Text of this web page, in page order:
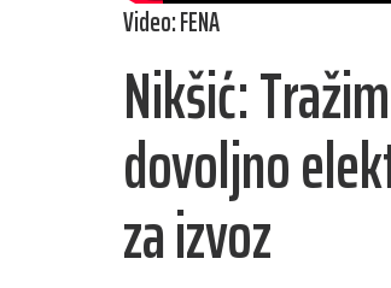
Video: FENA
Nikšić:
dovoljno
za izvoz